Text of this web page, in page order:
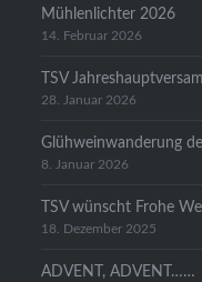
Mühlenlichter 2026
14. Februar 2026
TSV
28. Januar 2026
Glühweinwanderung
8. Januar 2026
TSV wünscht Frohe
18. Dezember 2025
ADVENT, ADVENT……